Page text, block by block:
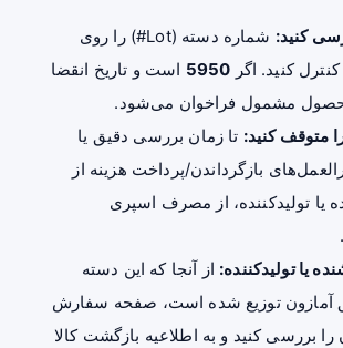
کنید:
شماره دسته (Lot#) را روی
کنید. اگر 5950 است و تاریخ انقضا
مشمول فراخوان می‌شود.
متوقف کنید: تا زمان بررسی دقیق یا
بازگرداندن/پرداخت هزینه از
تولیدکننده، از مصرف اسپری
یا تولیدکننده: از آنجا که این دسته
آمازون توزیع شده است، صفحه سفارش
را بررسی کنید و به اطلاعیه بازگشت کالا